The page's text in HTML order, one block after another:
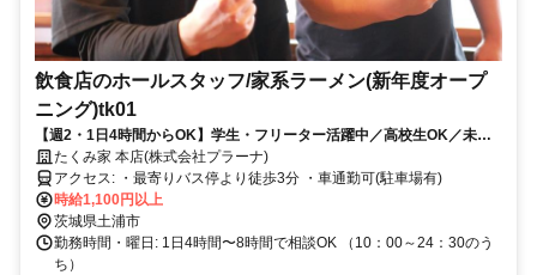
飲食店のホールスタッフ/家系ラーメン(新年度オープ
ニング)tk01
【週2・1日4時間からOK】学生・フリーター活躍中／高校生OK／未経
験・Ｗワーク・扶養内OK／社員登用制度あり/まかないあり
たくみ家 本店(株式会社プラーナ)
アクセス: ・最寄りバス停より徒歩3分 ・車通勤可(駐車場有)
時給1,100円以上
茨城県土浦市
勤務時間・曜日: 1日4時間〜8時間で相談OK （10：00～24：30のう
ち）